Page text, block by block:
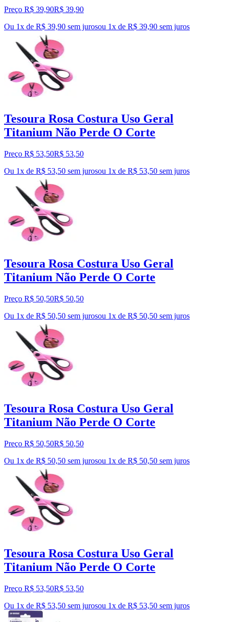
Preço R$ 39,90R$ 39,90
Ou 1x de R$ 39,90 sem jurosou 1x de R$ 39,90 sem juros
Tesoura Rosa Costura Uso Geral
Titanium Não Perde O Corte
Preço R$ 53,50R$ 53,50
Ou 1x de R$ 53,50 sem jurosou 1x de R$ 53,50 sem juros
Tesoura Rosa Costura Uso Geral
Titanium Não Perde O Corte
Preço R$ 50,50R$ 50,50
Ou 1x de R$ 50,50 sem jurosou 1x de R$ 50,50 sem juros
Tesoura Rosa Costura Uso Geral
Titanium Não Perde O Corte
Preço R$ 50,50R$ 50,50
Ou 1x de R$ 50,50 sem jurosou 1x de R$ 50,50 sem juros
Tesoura Rosa Costura Uso Geral
Titanium Não Perde O Corte
Preço R$ 53,50R$ 53,50
Ou 1x de R$ 53,50 sem jurosou 1x de R$ 53,50 sem juros